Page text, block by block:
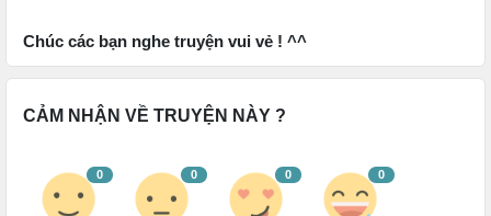
Chúc các bạn nghe truyện vui vẻ ! ^^
CẢM NHẬN VỀ TRUYỆN NÀY ?
0 0 0 0